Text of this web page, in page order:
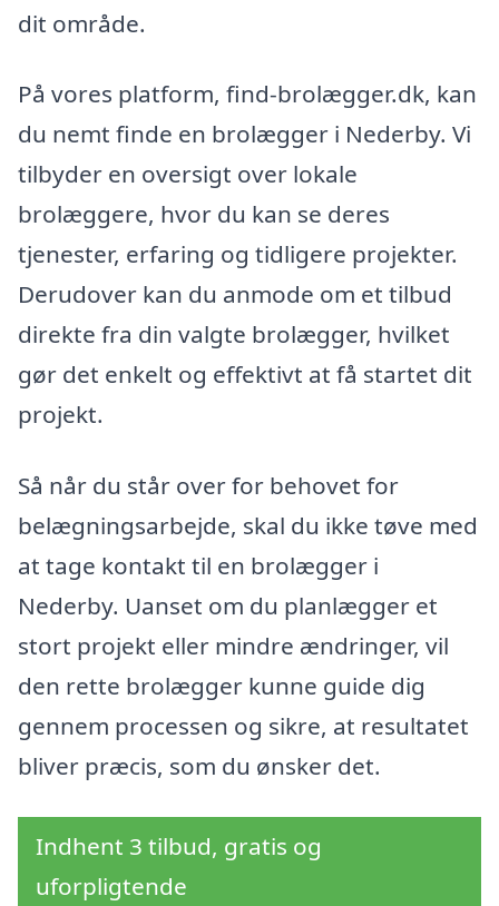
dit område.
På vores platform, find-brolægger.dk, kan
du nemt finde en brolægger i Nederby. Vi
tilbyder en oversigt over lokale
brolæggere, hvor du kan se deres
tjenester, erfaring og tidligere projekter.
Derudover kan du anmode om et tilbud
direkte fra din valgte brolægger, hvilket
gør det enkelt og effektivt at få startet dit
projekt.
Så når du står over for behovet for
belægningsarbejde, skal du ikke tøve med
at tage kontakt til en brolægger i
Nederby. Uanset om du planlægger et
stort projekt eller mindre ændringer, vil
den rette brolægger kunne guide dig
gennem processen og sikre, at resultatet
bliver præcis, som du ønsker det.
Indhent 3 tilbud, gratis og
uforpligtende